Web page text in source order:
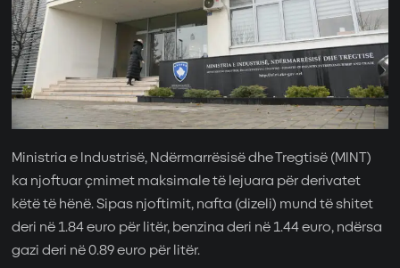
Ministria e Industrisë, Ndërmarrësisë dhe Tregtisë (MINT)
ka njoftuar çmimet maksimale të lejuara për derivatet
këtë të hënë. Sipas njoftimit, nafta (dizeli) mund të shitet
deri në 1.84 euro për litër, benzina deri në 1.44 euro, ndërsa
gazi deri në 0.89 euro për litër.